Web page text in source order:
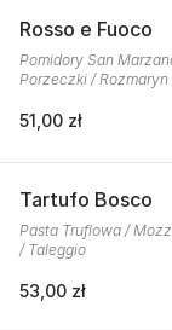
Rosso e Fuoco
Pomidory San
Porzeczki /
51,00 zł
Tartufo Bosco
Pasta Truflowa /
/ Taleggio
53,00 zł